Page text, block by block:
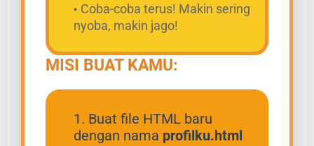
Coba-coba terus! Makin sering
nyoba, makin jago!
MISI BUAT KAMU:
Buat file HTML baru
dengan nama profilku.html